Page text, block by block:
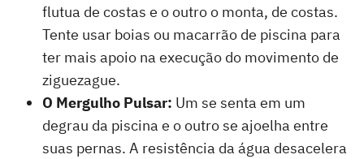
flutua de costas e o outro o monta, de costas.
Tente usar boias ou macarrão de piscina para
ter mais apoio na execução do movimento de
ziguezague.
O Mergulho Pulsar: Um se senta em um
degrau da piscina e o outro se ajoelha entre
suas pernas. A resistência da água desacelera